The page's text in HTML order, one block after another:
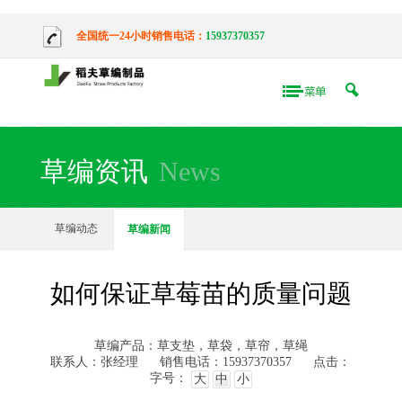
全国统一24小时销售电话： 15937370357
草编资讯 News
草编动态 草编新闻
如何保证草莓苗的质量问题
草编产品：草支垫，草袋，草帘，草绳
联系人：张经理
销售电话：15937370357
点击：
字号：
大 中 小